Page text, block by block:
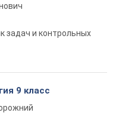
задач и контрольных
9 класс